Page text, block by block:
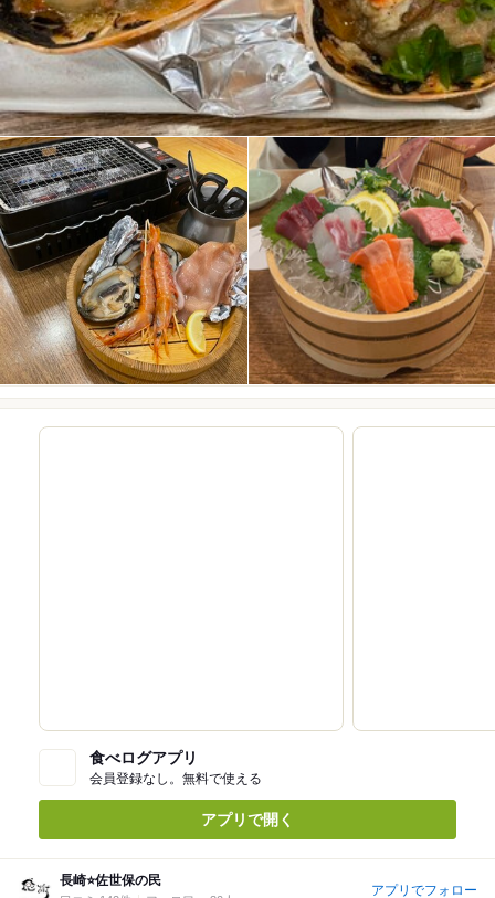
食べログアプリ
会員登録なし。無料で使える
アプリで開く
長崎⭐️佐世保の民
アプリでフォロー